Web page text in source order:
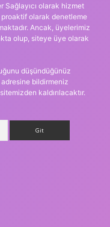
Sağlayıcı olarak hizmet
olarak denetleme
Ancak, üyelerimiz
olup, siteye üye olarak
düşündüğünüz
adresine bildirmeniz
kaldırılacaktır.